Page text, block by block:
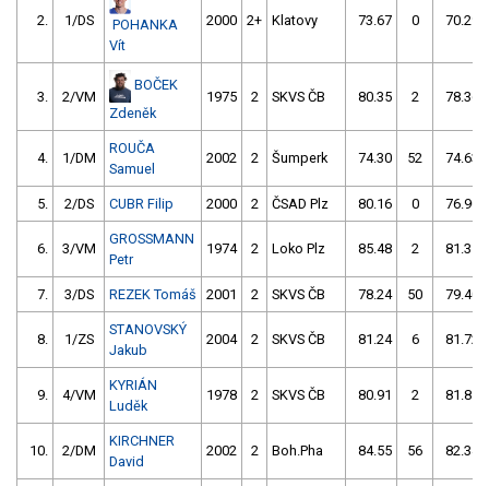
2. 1/DS
POHANKA
Vít
2000 2+ Klatovy 73.67 0 70.29
3. 2/VM
BOČEK
Zdeněk
1975 2 SKVS ČB 80.35 2 78.36
4. 1/DM
ROUČA
Samuel
2002 2 Šumperk 74.30 52 74.63
5. 2/DS CUBR Filip 2000 2 ČSAD Plz 80.16 0 76.90
6. 3/VM
GROSSMANN
Petr
1974 2 Loko Plz 85.48 2 81.35
7. 3/DS REZEK Tomáš 2001 2 SKVS ČB 78.24 50 79.40
8. 1/ZS
STANOVSKÝ
Jakub
2004 2 SKVS ČB 81.24 6 81.72
9. 4/VM
KYRIÁN
Luděk
1978 2 SKVS ČB 80.91 2 81.85
10. 2/DM
KIRCHNER
David
2002 2 Boh.Pha 84.55 56 82.34